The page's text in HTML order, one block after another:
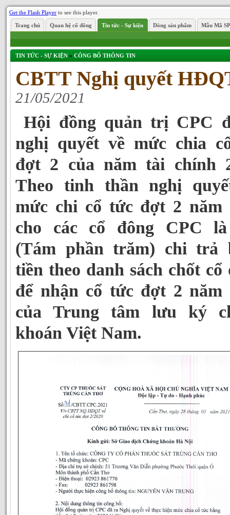
Get the Flash Player to see this player.
Trang chủ Quan hệ cổ đông Tin tức - Sự kiện Dòng sản phẩm Mẫu Mã SP
TIN TỨC - SỰ KIỆN » CÔNG BỐ THÔNG TIN
CBTT Nghị quyết
21/05/2021
Hội đồng quản trị CPC
nghị quyết về mức chia
đợt 2 của năm tài chính
Theo tinh thần nghị
mức chi cổ tức đợt 2 năm
cho các cổ đông CPC
(Tám phần trăm) chi trả
tiền theo danh sách chốt cổ
để nhận cổ tức đợt 2 năm
của Trung tâm lưu ký
khoán Việt Nam.